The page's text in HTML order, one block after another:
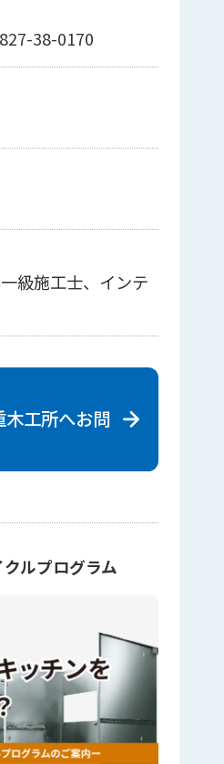
38-0170
級施工士、インテ
工所へお問
ルプログラム